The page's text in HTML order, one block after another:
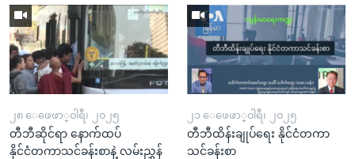
၂၈ ေဖေဖာ္၀ါရီ၊ ၂၀၂၅
တီဘီဆိုင်ရာ နောက်ထပ်
နိုင်ငံတကာသင်ခန်းစာနဲ့ လမ်းညွှန်
၂၁ ေဖေဖာ္၀ါရီ၊ ၂၀၂၅
တီဘီထိန်းချုပ်ရေး နိုင်ငံတကာ
သင်ခန်းစာ